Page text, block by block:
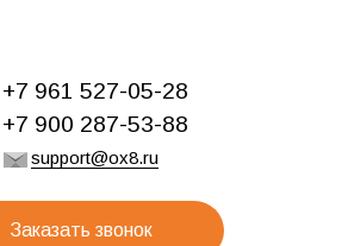
+7 961 527-05-28
+7 900 287-53-88
support@ox8.ru
Заказать звонок